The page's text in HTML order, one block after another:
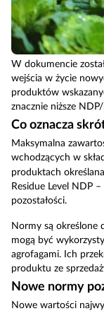
W dokumencie
wejścia w życie
produktów
znacznie niższe
Co oznacza
Maksymalna
wchodzących w skład
produktach
Residue Level NDP
pozostałości.
Normy są określone
mogą być
agrofagami. Ich
produktu ze
Nowe normy
Nowe wartości